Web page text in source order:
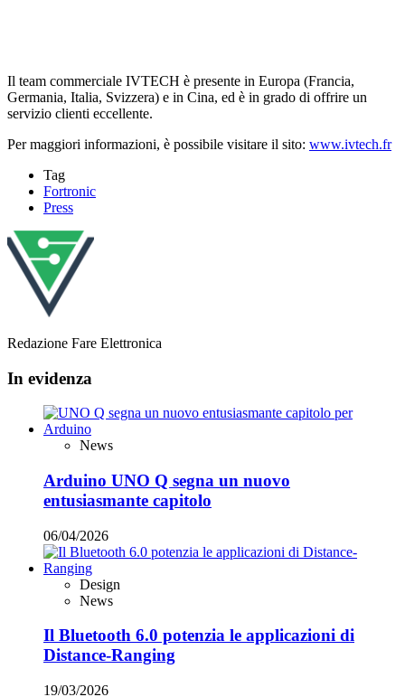
Il team commerciale IVTECH è presente in Europa (Francia,
Germania, Italia, Svizzera) e in Cina, ed è in grado di offrire un
servizio clienti eccellente.
Per maggiori informazioni, è possibile visitare il sito: www.ivtech.fr
Tag
Fortronic
Press
Redazione Fare Elettronica
In evidenza
News
Arduino UNO Q segna un nuovo
entusiasmante capitolo
06/04/2026
Design
News
Il Bluetooth 6.0 potenzia le applicazioni di
Distance-Ranging
19/03/2026